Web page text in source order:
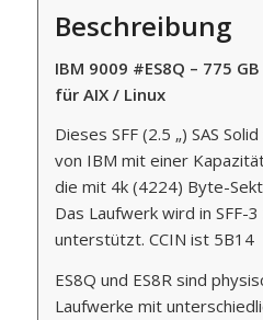
Beschreibung
IBM 9009 #ES8Q – 775 GB
für AIX / Linux
Dieses SFF (2.5 „) SAS
von IBM mit einer
die mit 4k (4224) Byte-
Das Laufwerk wird in SFF-3
unterstützt. CCIN ist 5B14
ES8Q und ES8R sind
Laufwerke mit